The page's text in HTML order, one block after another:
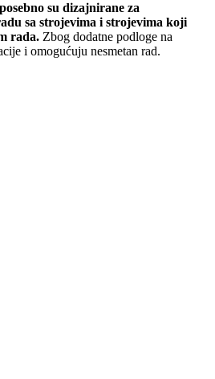
posebno su dizajnirane za
sa strojevima i strojevima koji
rada. Zbog dodatne podloge na
i omogućuju nesmetan rad.